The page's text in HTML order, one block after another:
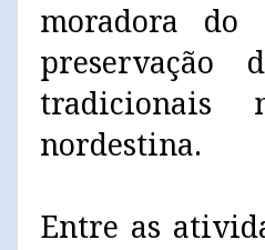
moradora
tradicionais
nordestina.
Entre as